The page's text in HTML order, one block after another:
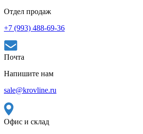
Отдел продаж
+7 (993) 488-69-36
Почта
Напишите нам
sale@krovline.ru
Офис и склад